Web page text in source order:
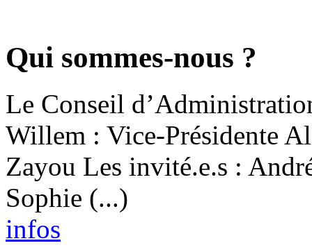
Qui sommes-nous ?
Le Conseil
Willem : Vice-Présidente
Zayou Les invité.e.s :
Sophie (...)
infos